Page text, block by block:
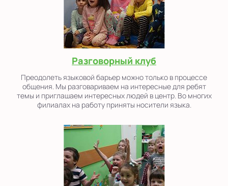
Разговорный клуб
Преодолеть языковой барьер можно только в процессе
общения. Мы разговариваем на интересные для ребят
темы и приглашаем интересных людей в центр. Во многих
филиалах на работу приняты носители языка.